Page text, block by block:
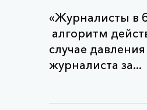
«Журналисты в
алгоритм
случае
журналиста за...